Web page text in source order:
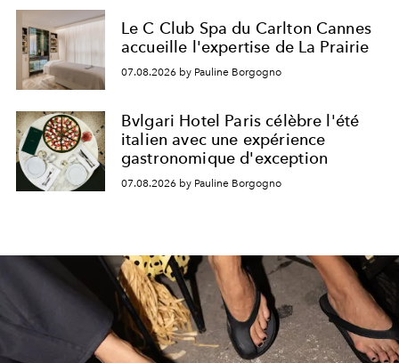
Le C Club Spa du Carlton Cannes
accueille l'expertise de La Prairie
07.08.2026 by Pauline Borgogno
Bvlgari Hotel Paris célèbre l'été
italien avec une expérience
gastronomique d'exception
07.08.2026 by Pauline Borgogno